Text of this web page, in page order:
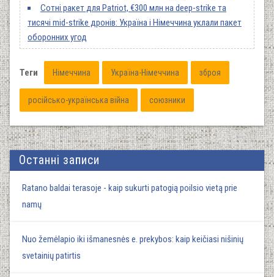
Сотні ракет для Patriot, €300 млн на deep-strike та
тисячі mid-strike дронів: Україна і Німеччина уклали пакет
оборонних угод
Теги Німеччина Україна-Німеччина зброя
російсько-українська війна союзники
Останні записи
Ratano baldai terasoje - kaip sukurti patogią poilsio vietą prie
namų
Nuo žemėlapio iki išmanesnės e. prekybos: kaip keičiasi nišinių
svetainių patirtis